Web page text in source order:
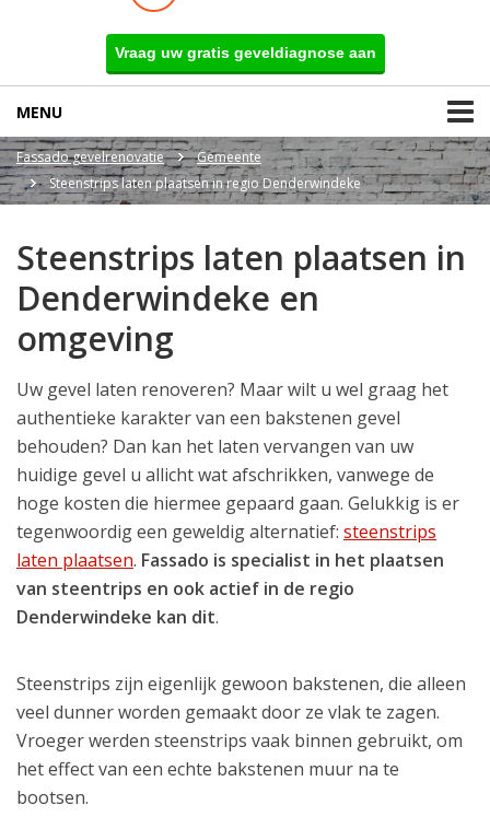
Vraag uw gratis geveldiagnose aan
MENU
Fassado gevelrenovatie
Gemeente
Steenstrips laten plaatsen in regio Denderwindeke
Steenstrips laten plaatsen in
Denderwindeke en
omgeving
Uw gevel laten renoveren? Maar wilt u wel graag het
authentieke karakter van een bakstenen gevel
behouden? Dan kan het laten vervangen van uw
huidige gevel u allicht wat afschrikken, vanwege de
hoge kosten die hiermee gepaard gaan. Gelukkig is er
tegenwoordig een geweldig alternatief: steenstrips
laten plaatsen. Fassado is specialist in het plaatsen
van steentrips en ook actief in de regio
Denderwindeke kan dit.
Steenstrips zijn eigenlijk gewoon bakstenen, die alleen
veel dunner worden gemaakt door ze vlak te zagen.
Vroeger werden steenstrips vaak binnen gebruikt, om
het effect van een echte bakstenen muur na te
bootsen.